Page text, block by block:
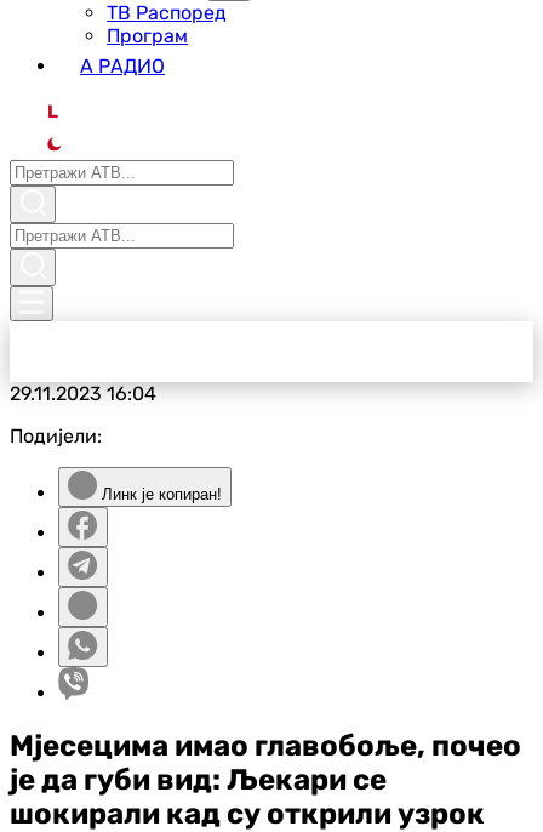
ТВ Распоред
Програм
А РАДИО
L
29.11.202316:04
Подијели:
Линк је копиран!
Мјесецима имао главобоље, почео
је да губи вид: Љекари се
шокирали кад су открили узрок